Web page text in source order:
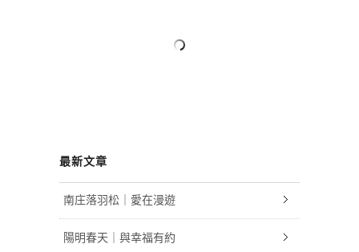
最新文章
南庄落羽松｜愛在漫遊
陽明春天｜與幸福有約